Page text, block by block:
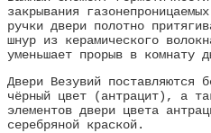
закрывания
ручки двери полотно
шнур из керамического
уменьшает прорыв в комнату
Двери Везувий поставляются
чёрный цвет (антрацит), а
элементов двери цвета
серебряной краской.